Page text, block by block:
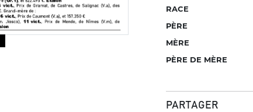
RACE
PÈRE
MÈRE
PÈRE DE MÈRE
PARTAGER